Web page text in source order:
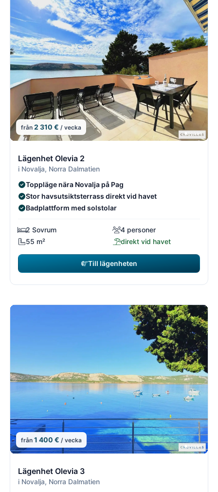
från 2 310 € / vecka
Lägenhet Olevia 2
i Novalja, Norra Dalmatien
Toppläge nära Novalja på Pag
Stor havsutsiktsterrass direkt vid havet
Badplattform med solstolar
2 Sovrum
4 personer
55 m²
direkt vid havet
Till lägenheten
från 1 400 € / vecka
Lägenhet Olevia 3
i Novalja, Norra Dalmatien